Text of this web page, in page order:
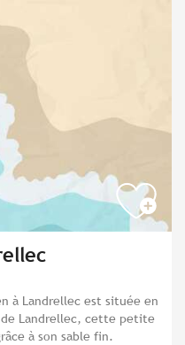
à Landrellec est située en
Landrellec, cette petite
à son sable fin.